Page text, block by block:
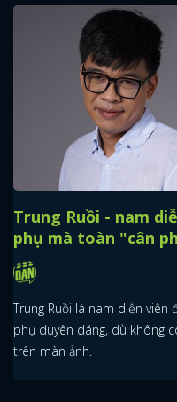
Trung Ruồi - nam
phụ mà toàn "cân
Trung Ruồi là nam diễn viên
phụ duyên dáng, dù không
trên màn ảnh.